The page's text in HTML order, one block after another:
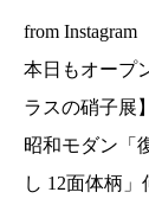
で液だれし
子のロゴマ
た一品です
ー」持ち手
ッチャーミ
from Instagram
本日もオープ
ラスの硝子展
昭和モダン「
し 12面体柄